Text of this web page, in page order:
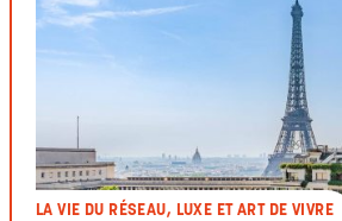
LA VIE DU RÉSEAU, LUXE ET ART DE VIVRE